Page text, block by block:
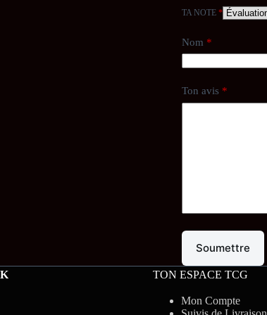
TA NOTE *
Nom *
Ton avis *
Soumettre
TON ESPACE TCG
Mon Compte